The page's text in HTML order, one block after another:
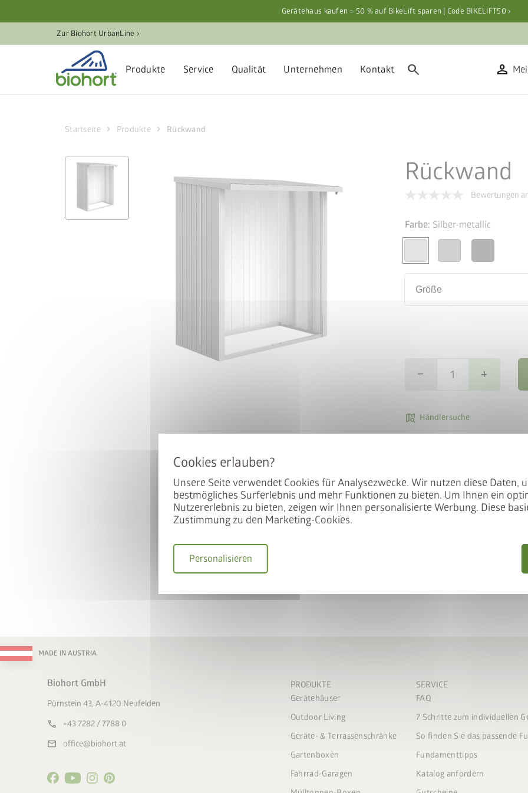
Unsere Seite verwendet Cookies für Analysezwecke. Wir nutzen diese Daten,
bestmögliches Surferlebnis und mehr Funktionen zu bieten. Um Ihnen ein
Nutzererlebnis zu bieten, zeigen wir Ihnen personalisierte Werbung. Diese
Zustimmung zu den Marketing-Cookies.
Personalisieren
Gerätehaus kaufen = 50 % auf BikeLift sparen | Code BIKELIFT50 ›
Zur Biohort UrbanLine ›
Produkte Service Qualität Unternehmen Kontakt search person
Startseite chevron_right Produkte chevron_right Rückwand
Rückwand
Bewertungen
Farbe: Silber-metallic
Größe
remove add
map_search Händlersuche
Schützen Sie Ihre
Rückwand für das
einbrennlackiertem
Überdies ist die Rückwand
MADE IN AUSTRIA
Biohort GmbH
Pürnstein 43, A-4120 Neufelden
call +43 7282 / 7788 0
mail office@biohort.at
PRODUKTE
Gerätehäuser
Outdoor Living
Geräte- & Terrassenschränke
Gartenboxen
Fahrrad-Garagen
SERVICE
FAQ
7 Schritte zum individuellen
So finden Sie das passende
Fundamenttipps
Katalog anfordern
Hoch mit dem Bike. Runter mit dem Preis: Der BikeLift
ist beim Kauf eines passenden Biohort Gerätehauses
zum halben Preis erhältlich.
So nutzen Sie unser Angebot
GutscheincodeBIKELIFT50einlösen